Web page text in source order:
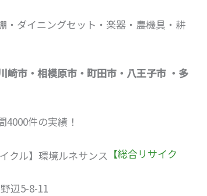
・ダイニングセット・楽器・農機具・耕
崎市・相模原市・町田市・八王子市 ・多
4000件の実績！
【総合リサイク
辺5-8-11